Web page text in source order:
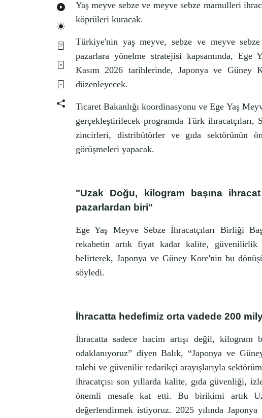
Yaş meyve sebze ve meyve sebze mamulleri
köprüleri kuracak.
Türkiye'nin yaş meyve, sebze ve meyve
pazarlara yönelme stratejisi kapsamında,
Kasım 2026 tarihlerinde, Japonya ve Güney
düzenleyecek.
Ticaret Bakanlığı koordinasyonu ve Ege Yaş
gerçekleştirilecek programda Türk ihracatçıları,
zincirleri, distribütörler ve gıda sektörünün
görüşmeleri yapacak.
"Uzak Doğu, kilogram başına
pazarlardan biri"
Ege Yaş Meyve Sebze İhracatçıları Birliği
rekabetin artık fiyat kadar kalite, güvenilirlik
belirterek, Japonya ve Güney Kore'nin bu
söyledi.
İhracatta hedefimiz orta vadede 200
İhracatta sadece hacim artışı değil, kilogram
odaklanıyoruz” diyen Balık, “Japonya ve
talebi ve güvenilir tedarikçi arayışlarıyla
ihracatçısı son yıllarda kalite, gıda güvenliği,
önemli mesafe kat etti. Bu birikimi artık
değerlendirmek istiyoruz. 2025 yılında